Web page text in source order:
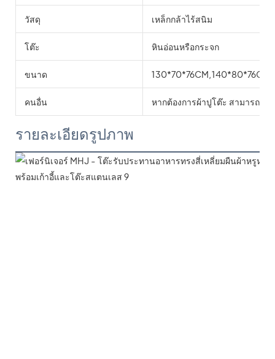
วัสดุ เหล็กกล้าไร้สนิม
โต๊ะ หินอ่อนหรือกระจก
ขนาด
คนอื่น หากต้องการผ้าปูโต๊ะ สามารถขอ
รายละเอียดรูปภาพ